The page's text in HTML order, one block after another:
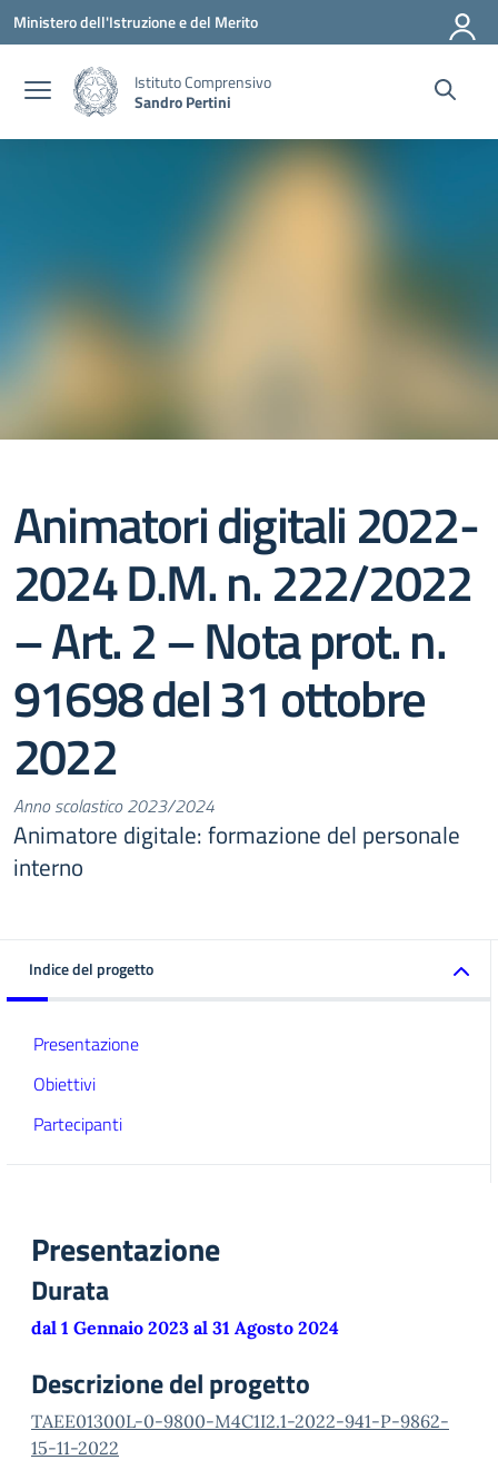
Vai ai contenuti
Vai al menu di navigazione
Vai al footer
Ministero dell'Istruzione e del Merito
Istituto Comprensivo
Sandro Pertini
Animatori digitali 2022-
2024 D.M. n. 222/2022
– Art. 2 – Nota prot. n.
91698 del 31 ottobre
2022
Anno scolastico 2023/2024
Animatore digitale: formazione del personale
interno
Indice del progetto
Presentazione
Obiettivi
Partecipanti
Presentazione
Durata
dal 1 Gennaio 2023 al 31 Agosto 2024
Descrizione del progetto
TAEE01300L-0-9800-M4C1I2.1-2022-941-P-9862-
15-11-2022